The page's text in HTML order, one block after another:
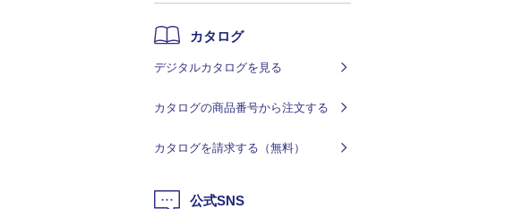
カタログ
デジタルカタログを見る
カタログの商品番号から注文する
カタログを請求する（無料）
公式SNS